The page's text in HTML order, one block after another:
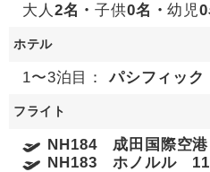
大人 2名・子供0名・幼児
ホテル
1〜3泊目： パシフィック
フライト
NH184 成田国際空
NH183 ホノルル